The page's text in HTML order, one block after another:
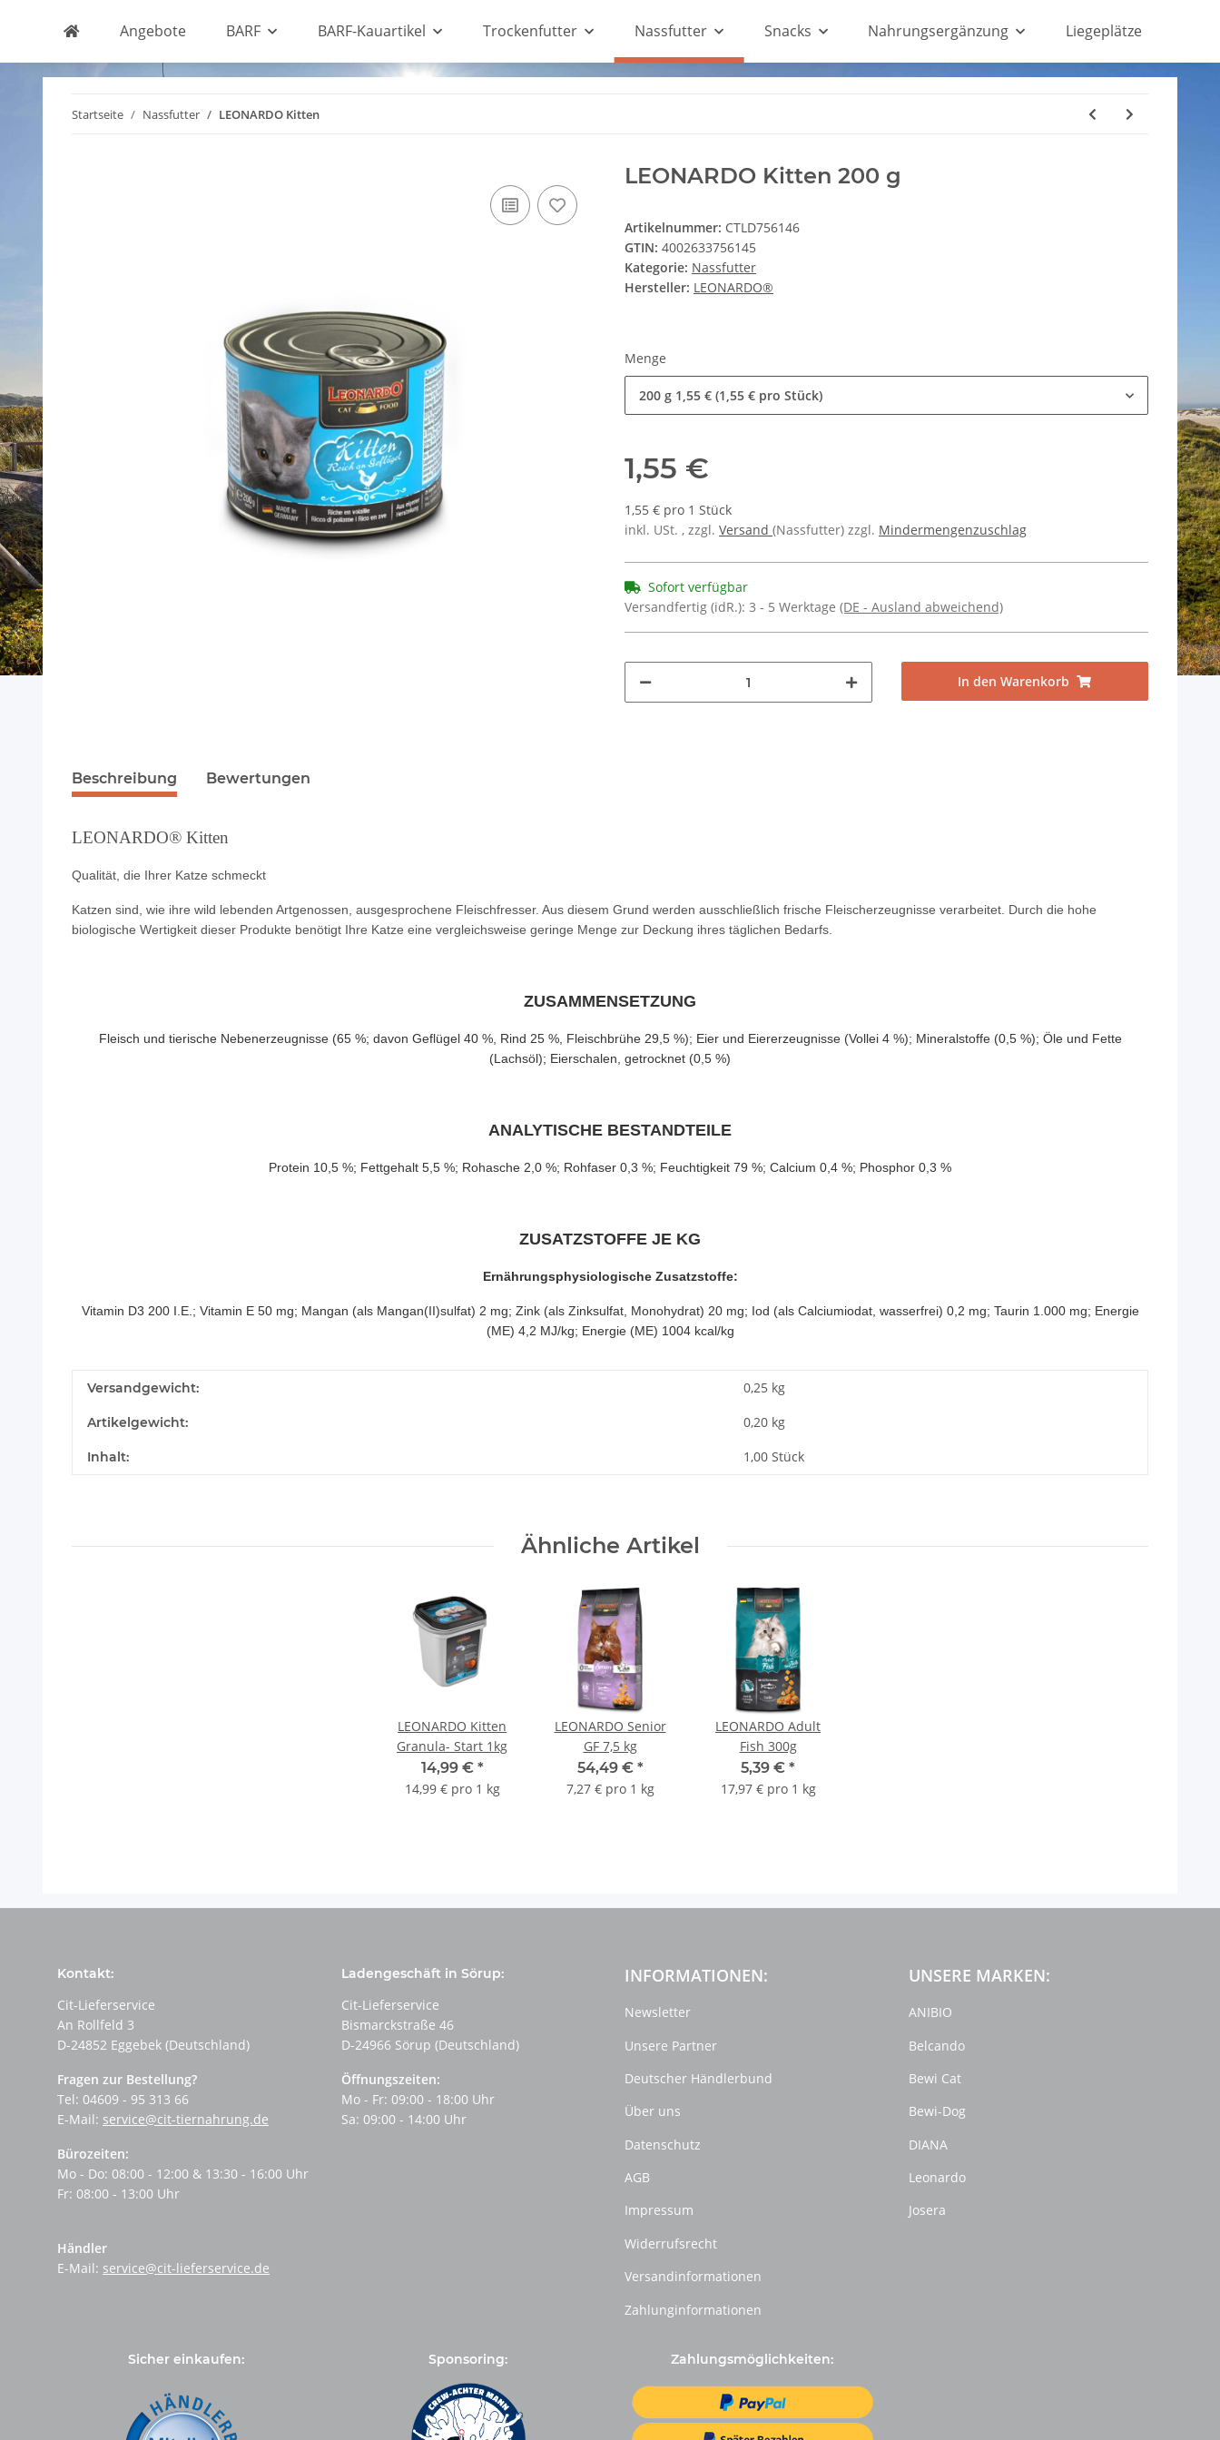
Angebote BARF BARF-Kauartikel Trockenfutter Nassfutter Snacks Nahrungsergänzung Liegeplätze
Startseite Nassfutter LEONARDO Kitten
LEONARDO Kitten 200 g
Artikelnummer: CTLD756146
GTIN: 4002633756145
Kategorie: Nassfutter
Hersteller: LEONARDO®
Menge
200 g 1,55 € (1,55 € pro Stück)
1,55 €
1,55 € pro 1 Stück
inkl. USt. , zzgl. Versand (Nassfutter) zzgl. Mindermengenzuschlag
Sofort verfügbar
Versandfertig (idR.): 3 - 5 Werktage (DE - Ausland abweichend)
In den Warenkorb
Beschreibung Bewertungen
LEONARDO® Kitten
Qualität, die Ihrer Katze schmeckt
Katzen sind, wie ihre wild lebenden Artgenossen, ausgesprochene Fleischfresser. Aus diesem Grund werden ausschließlich frische Fleischerzeugnisse verarbeitet. Durch die hohe
biologische Wertigkeit dieser Produkte benötigt Ihre Katze eine vergleichsweise geringe Menge zur Deckung ihres täglichen Bedarfs.
ZUSAMMENSETZUNG
Fleisch und tierische Nebenerzeugnisse (65 %; davon Geflügel 40 %, Rind 25 %, Fleischbrühe 29,5 %); Eier und Eiererzeugnisse (Vollei 4 %); Mineralstoffe (0,5 %); Öle und Fette
(Lachsöl); Eierschalen, getrocknet (0,5 %)
ANALYTISCHE BESTANDTEILE
Protein 10,5 %; Fettgehalt 5,5 %; Rohasche 2,0 %; Rohfaser 0,3 %; Feuchtigkeit 79 %; Calcium 0,4 %; Phosphor 0,3 %
ZUSATZSTOFFE JE KG
Ernährungsphysiologische Zusatzstoffe:
Vitamin D3 200 I.E.; Vitamin E 50 mg; Mangan (als Mangan(II)sulfat) 2 mg; Zink (als Zinksulfat, Monohydrat) 20 mg; Iod (als Calciumiodat, wasserfrei) 0,2 mg; Taurin 1.000 mg; Energie
(ME) 4,2 MJ/kg; Energie (ME) 1004 kcal/kg
Versandgewicht: 0,25 kg
Artikelgewicht: 0,20 kg
Inhalt: 1,00 Stück
Ähnliche Artikel
LEONARDO Kitten
Granula- Start 1kg
14,99 € *
14,99 € pro 1 kg
LEONARDO Senior
GF 7,5 kg
54,49 € *
7,27 € pro 1 kg
LEONARDO Adult
Fish 300g
5,39 € *
17,97 € pro 1 kg
Kontakt:
Cit-Lieferservice
An Rollfeld 3
D-24852 Eggebek (Deutschland)
Fragen zur Bestellung?
Tel: 04609 - 95 313 66
E-Mail: service@cit-tiernahrung.de
Bürozeiten:
Mo - Do: 08:00 - 12:00 & 13:30 - 16:00 Uhr
Fr: 08:00 - 13:00 Uhr
Händler
E-Mail: service@cit-lieferservice.de
Ladengeschäft in Sörup:
Cit-Lieferservice
Bismarckstraße 46
D-24966 Sörup (Deutschland)
Öffnungszeiten:
Mo - Fr: 09:00 - 18:00 Uhr
Sa: 09:00 - 14:00 Uhr
INFORMATIONEN:
Newsletter
Unsere Partner
Deutscher Händlerbund
Über uns
Datenschutz
AGB
Impressum
Widerrufsrecht
Versandinformationen
Zahlunginformationen
UNSERE MARKEN:
ANIBIO
Belcando
Bewi Cat
Bewi-Dog
DIANA
Leonardo
Josera
Sicher einkaufen: Sponsoring: Zahlungsmöglichkeiten: